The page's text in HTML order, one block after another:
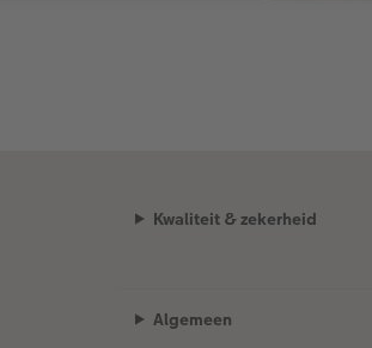
Kwaliteit & zekerheid
Algemeen